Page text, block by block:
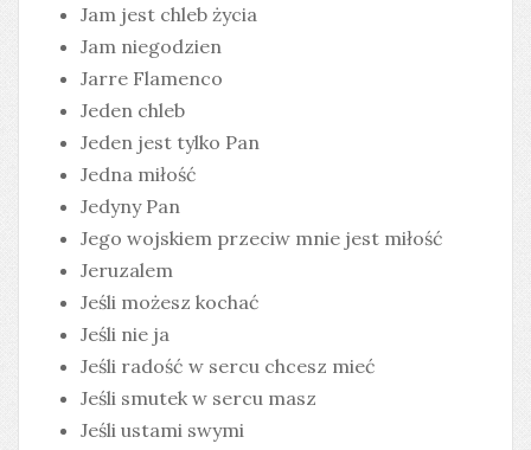
Jam jest chleb życia
Jam niegodzien
Jarre Flamenco
Jeden chleb
Jeden jest tylko Pan
Jedna miłość
Jedyny Pan
Jego wojskiem przeciw mnie jest miłość
Jeruzalem
Jeśli możesz kochać
Jeśli nie ja
Jeśli radość w sercu chcesz mieć
Jeśli smutek w sercu masz
Jeśli ustami swymi